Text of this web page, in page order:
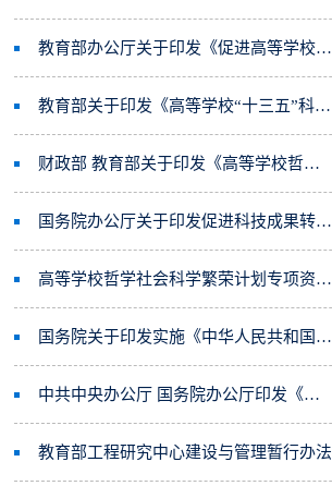
教育部办公厅关于印发《促进高等学校科技成果转移转化行动计划》的通知
教育部关于印发《高等学校“十三五”科学和技术发展规划》的通知
财政部 教育部关于印发《高等学校哲学社会科学繁荣计划专项资金管理办法》的通知
国务院办公厅关于印发促进科技成果转移转化行动方案的通知
高等学校哲学社会科学繁荣计划专项资金管理办法
国务院关于印发实施《中华人民共和国促进科技成果转化法》若干规定的通知（国发〔2016〕16号）
中共中央办公厅 国务院办公厅印发《关于进一步完善中央财政科研项目资金管理等政策的若干意见》
教育部工程研究中心建设与管理暂行办法